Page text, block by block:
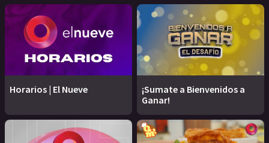
Horarios | El Nueve
¡Sumate a Bienvenidos a
Ganar!